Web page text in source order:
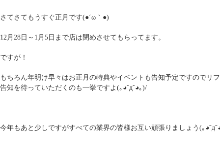
さてさてもうすぐ正月です(●´ω｀●)
12月28日～1月5日まで店は閉めさせてもらってます。
ですが！
もちろん年明け早々はお正月の特典やイベントも告知予定ですのでリ
告知を待っていただくのも一挙ですよ(｡◕ˇдˇ​◕｡)/
今年もあと少しですがすべての業界の皆様お互い頑張りましょう(｡